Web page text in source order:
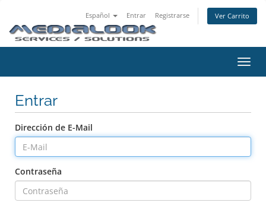
Español Entrar Registrarse Ver Carrito
Entrar
Dirección de E-Mail
Contraseña